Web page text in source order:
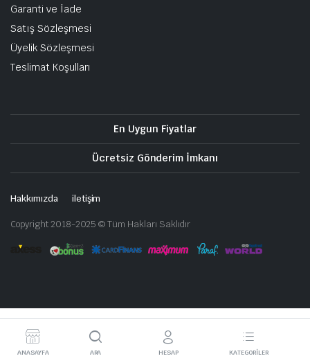
Garanti ve İade
Satış Sözleşmesi
Üyelik Sözleşmesi
Teslimat Koşulları
En Uygun Fiyatlar
Ücretsiz Gönderim İmkanı
Hakkımızda iletişim
Copyright 2018-2025 © Tüm Hakları Saklıdır
ANASAYFA ARA HESAP KATEGORILER